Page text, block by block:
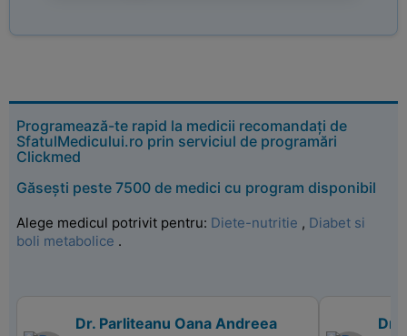
Programează-te rapid la medicii recomandați de
SfatulMedicului.ro prin serviciul de programări
Clickmed
Găsești peste 7500 de medici cu program disponibil
Alege medicul potrivit pentru: Diete-nutritie , Diabet si
boli metabolice .
Dr. Parliteanu Oana Andreea Dr.